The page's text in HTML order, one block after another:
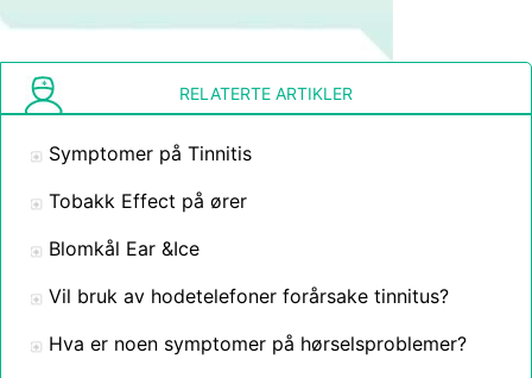
RELATERTE ARTIKLER
Symptomer på Tinnitis
Tobakk Effect på ører
Blomkål Ear &Ice
Vil bruk av hodetelefoner forårsake tinnitus?
Hva er noen symptomer på hørselsproblemer?